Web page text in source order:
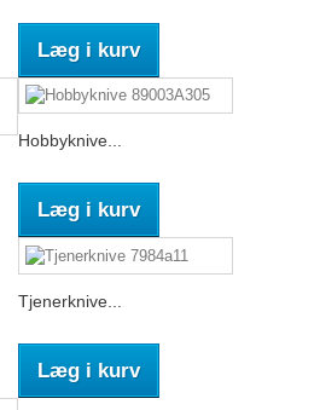
Læg i kurv
Hobbyknive...
Læg i kurv
Tjenerknive...
Læg i kurv